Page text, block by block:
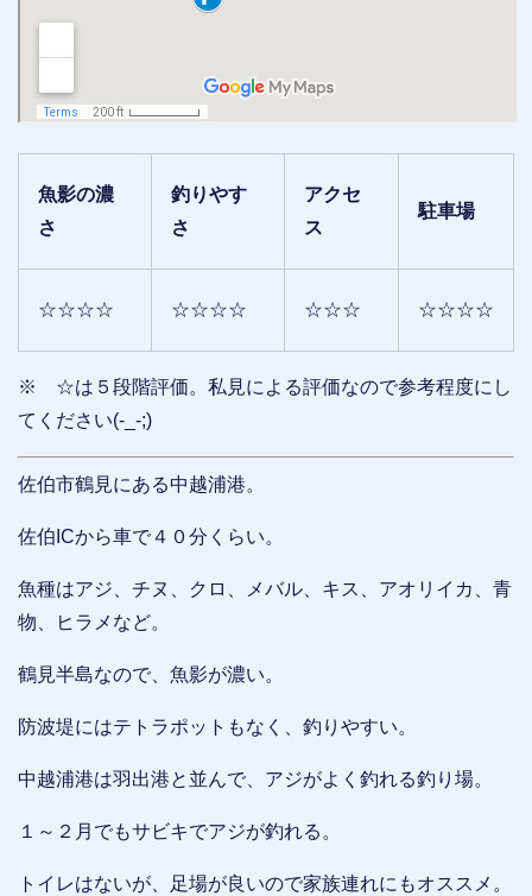
魚影の濃
さ
釣りやす
さ
アクセ
ス
駐車場
☆☆☆☆ ☆☆☆☆ ☆☆☆ ☆☆☆☆
※ ☆は５段階評価。私見による評価なので参考程度にし
てください(-_-;)
佐伯市鶴見にある中越浦港。
佐伯ICから車で４０分くらい。
魚種はアジ、チヌ、クロ、メバル、キス、アオリイカ、青
物、ヒラメなど。
鶴見半島なので、魚影が濃い。
防波堤にはテトラポットもなく、釣りやすい。
中越浦港は羽出港と並んで、アジがよく釣れる釣り場。
１～２月でもサビキでアジが釣れる。
トイレはないが、足場が良いので家族連れにもオススメ。